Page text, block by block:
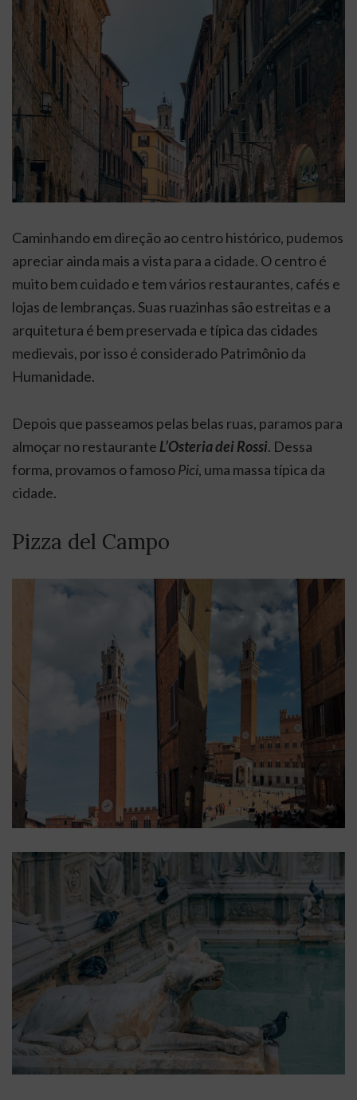
Caminhando em direção ao centro histórico, pudemos
apreciar ainda mais a vista para a cidade. O centro é
muito bem cuidado e tem vários restaurantes, cafés e
lojas de lembranças. Suas ruazinhas são estreitas e a
arquitetura é bem preservada e típica das cidades
medievais, por isso é considerado Patrimônio da
Humanidade.
Depois que passeamos pelas belas ruas, paramos para
almoçar no restaurante L’Osteria dei Rossi. Dessa
forma, provamos o famosoPici, uma massa típica da
cidade.
Pizza del Campo